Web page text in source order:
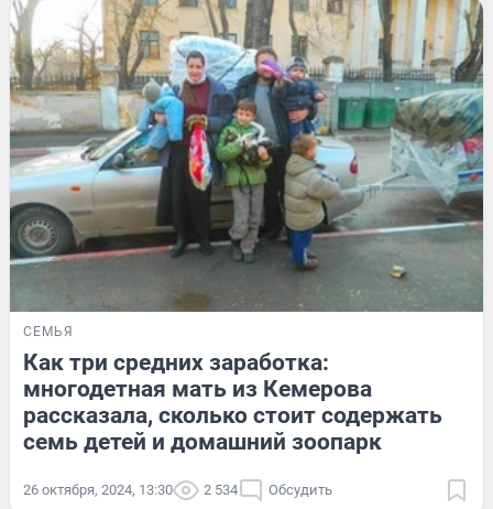
СЕМЬЯ
Как три средних заработка:
многодетная мать из Кемерова
рассказала, сколько стоит содержать
семь детей и домашний зоопарк
26 октября, 2024, 13:30 2 534 Обсудить